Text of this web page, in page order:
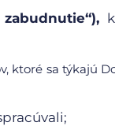
ktoré sa týkajú